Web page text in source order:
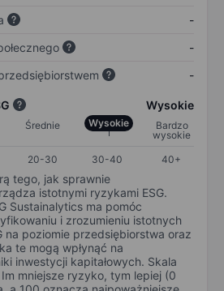
-
-
-
Wysokie
Średnie Wysokie
Bardzo
wysokie
20-30 30-40 40+
tego, jak sprawnie
istotnymi ryzykami ESG.
Sustainalytics ma pomóc
i zrozumieniu istotnych
na poziomie przedsiębiorstwa oraz
te mogą wpłynąć na
inwestycji kapitałowych. Skala
mniejsze ryzyko, tym lepiej (0